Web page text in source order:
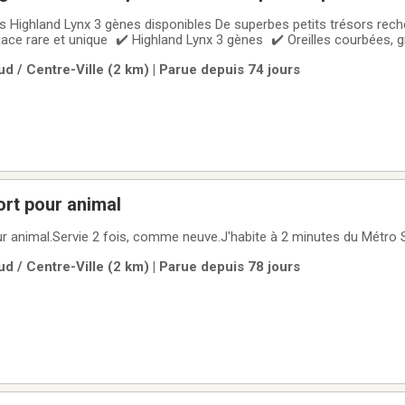
disponibles De superbes petits trésors recherchent leur
/ Centre-Ville (2 km) | Parue depuis 74 jours
pour animal
animal.Servie 2 fois, comme neuve.J'habite à 2 minutes du Métro
/ Centre-Ville (2 km) | Parue depuis 78 jours